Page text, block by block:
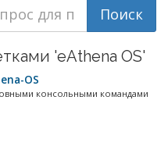
'eAthena OS'
OS
консольными командами